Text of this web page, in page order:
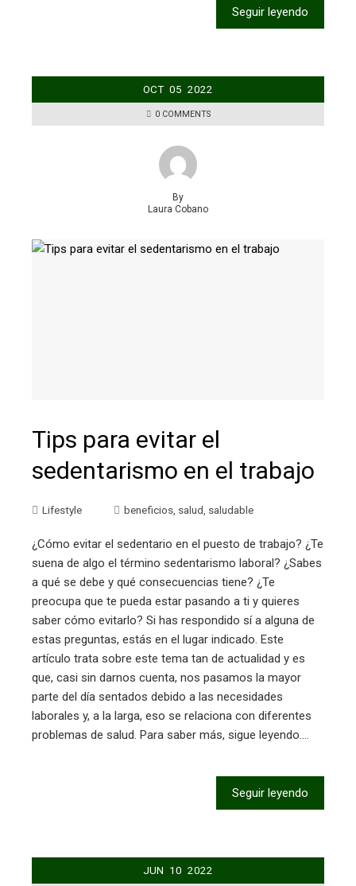
Seguir leyendo
OCT 05 2022
0 COMMENTS
By
Laura Cobano
Tips para evitar el
sedentarismo en el trabajo
Lifestyle beneficios salud saludable
¿Cómo evitar el sedentario en el puesto de trabajo? ¿Te
suena de algo el término sedentarismo laboral? ¿Sabes
a qué se debe y qué consecuencias tiene? ¿Te
preocupa que te pueda estar pasando a ti y quieres
saber cómo evitarlo? Si has respondido sí a alguna de
estas preguntas, estás en el lugar indicado. Este
artículo trata sobre este tema tan de actualidad y es
que, casi sin darnos cuenta, nos pasamos la mayor
parte del día sentados debido a las necesidades
laborales y, a la larga, eso se relaciona con diferentes
problemas de salud. Para saber más, sigue leyendo.…
Seguir leyendo
JUN 10 2022